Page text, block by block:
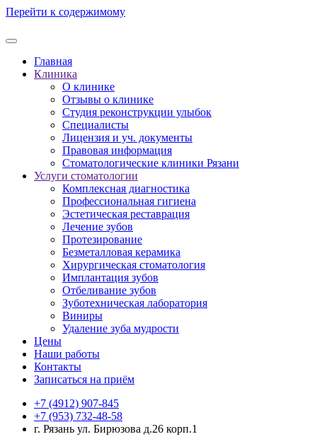
Перейти к содержимому
Главная
Клиника
О клинике
Отзывы о клинике
Студия реконструкции улыбок
Специалисты
Лицензия и уч. документы
Правовая информация
Стоматологические клиники Рязани
Услуги стоматологии
Комплексная диагностика
Профессиональная гигиена
Эстетическая реставрация
Лечение зубов
Протезирование
Безметалловая керамика
Хирургическая стоматология
Имплантация зубов
Отбеливание зубов
Зуботехническая лаборатория
Виниры
Удаление зуба мудрости
Цены
Наши работы
Контакты
Записаться на приём
+7 (4912) 907-845
+7 (953) 732-48-58
г. Рязань ул. Бирюзова д.26 корп.1